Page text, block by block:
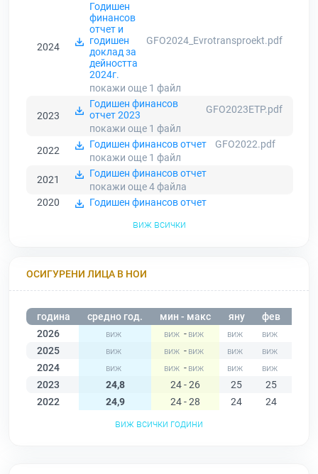
2024
Годишен
финансов
отчет и
годишен
доклад за
дейността
2024г.
GFO2024_Evrotransproekt.pdf
покажи още 1 файл
2023
Годишен финансов
отчет 2023
GFO2023ETP.pdf
покажи още 1 файл
2022
Годишен финансов отчет
GFO2022.pdf
покажи още 1 файл
2021
Годишен финансов отчет
покажи още 4файла
2020
Годишен финансов отчет
виж всички
ОСИГУРЕНИ ЛИЦА В НОИ
година средно год. мин - макс яну фев
2026
-
2025
-
2024
-
2023
24,8 24 - 26 25 25
2022
24,9 24 - 28 24 24
виж всички години